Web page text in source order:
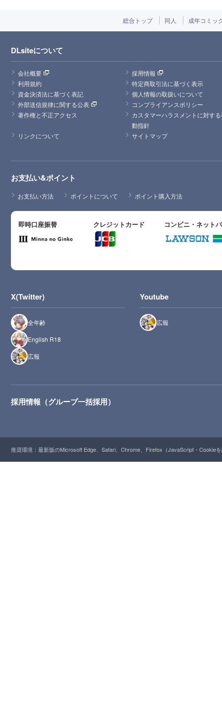
総合トップ 同人 成年コミッ
DLsiteについて
会社概要
採用情報
利用規約
特定商取引法に基づく表示
資金決済法に基づく表記
個人情報の取扱いについて
外部送信規律に関する公表
コンプライアンスポリシー
著作権と不正アクセス
カスタマーハラスメントに対す
動指針
リンクについて
サイトマップ
お支払い&ポイント
お支払い方法 ポイントについて ポイント購入方法
即時口座振替 クレジットカード コンビニ・ネット
X(Twitter)
全年齢
English R18
広報
Youtube
広報
採用情報（グループ一括採用）
推奨環境：最新版のMicrosoft Edge、Safari、Chrome、Firefox（JavaScript・Cookie